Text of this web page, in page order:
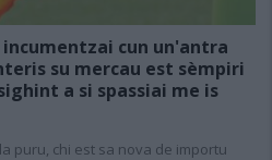
cun un'antra
su mercau est sèmpiri
a si spassiai me is
puru, chi est sa nova de importu